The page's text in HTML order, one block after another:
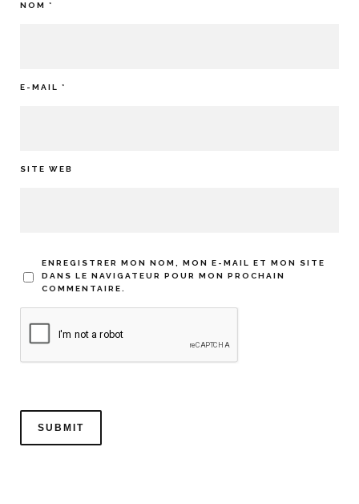
NOM *
E-MAIL *
SITE WEB
ENREGISTRER MON NOM, MON E-MAIL ET MON SITE
DANS LE NAVIGATEUR POUR MON PROCHAIN
COMMENTAIRE.